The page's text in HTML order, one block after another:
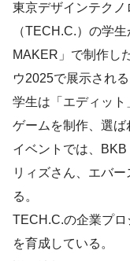
東京デザインテク
（TECH.C.）の学
MAKER」で制作し
ウ2025で展示される
学生は「エディッ
ゲームを制作、選ば
イベントでは、
リィズさん、エバ
る。
TECH.C.の企業プ
を育成している。